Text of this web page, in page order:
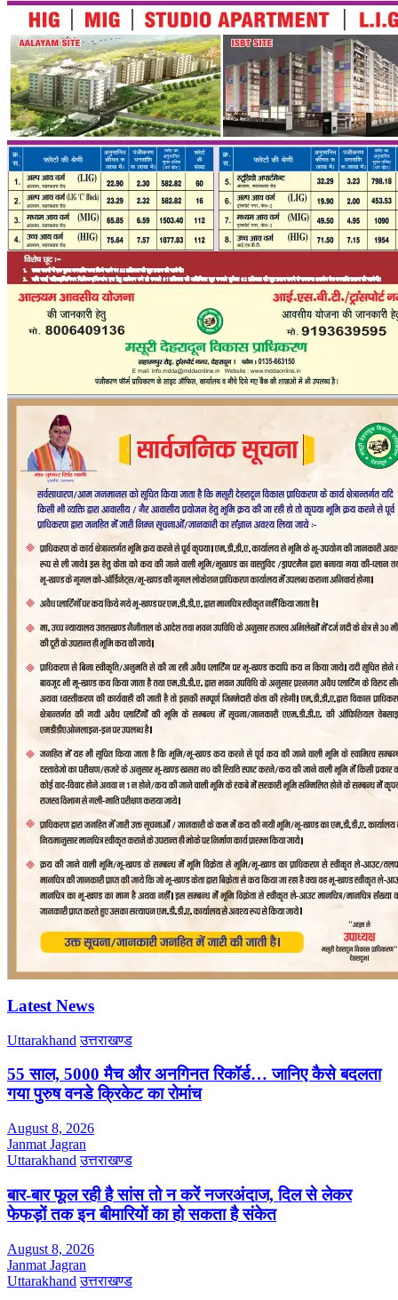
Latest News
Uttarakhand उत्तराखण्ड
55 साल, 5000 मैच और अनगिनत रिकॉर्ड… जानिए कैसे बदलता
गया पुरुष वनडे क्रिकेट का रोमांच
August 8, 2026
Janmat Jagran
Uttarakhand उत्तराखण्ड
बार-बार फूल रही है सांस तो न करें नजरअंदाज, दिल से लेकर
फेफड़ों तक इन बीमारियों का हो सकता है संकेत
August 8, 2026
Janmat Jagran
Uttarakhand उत्तराखण्ड